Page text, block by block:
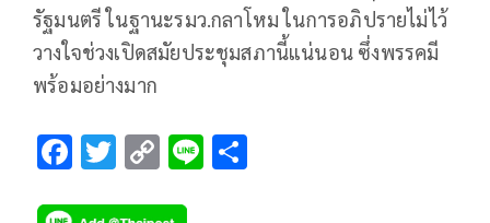
รัฐมนตรี ในฐานะรมว.กลาโหม ในการอภิปรายไม่ไว้
วางใจช่วงเปิดสมัยประชุมสภานี้แน่นอน ซึ่งพรรคมี
พร้อมอย่างมาก
F T C Li